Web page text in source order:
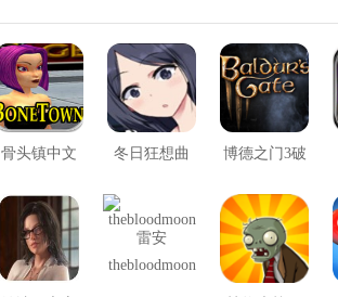
骨头镇中文 冬日狂想曲
版
博德之门3破
thebloodmoon